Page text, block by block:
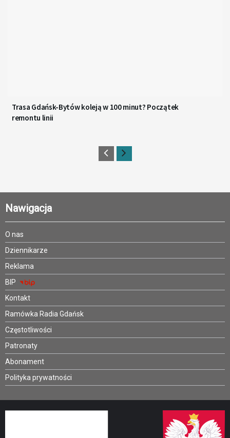
Trasa Gdańsk-Bytów koleją w 100 minut? Początek
remontu linii
Nawigacja
O nas
Dziennikarze
Reklama
BIP
Kontakt
Ramówka Radia Gdańsk
Częstotliwości
Patronaty
Abonament
Polityka prywatności